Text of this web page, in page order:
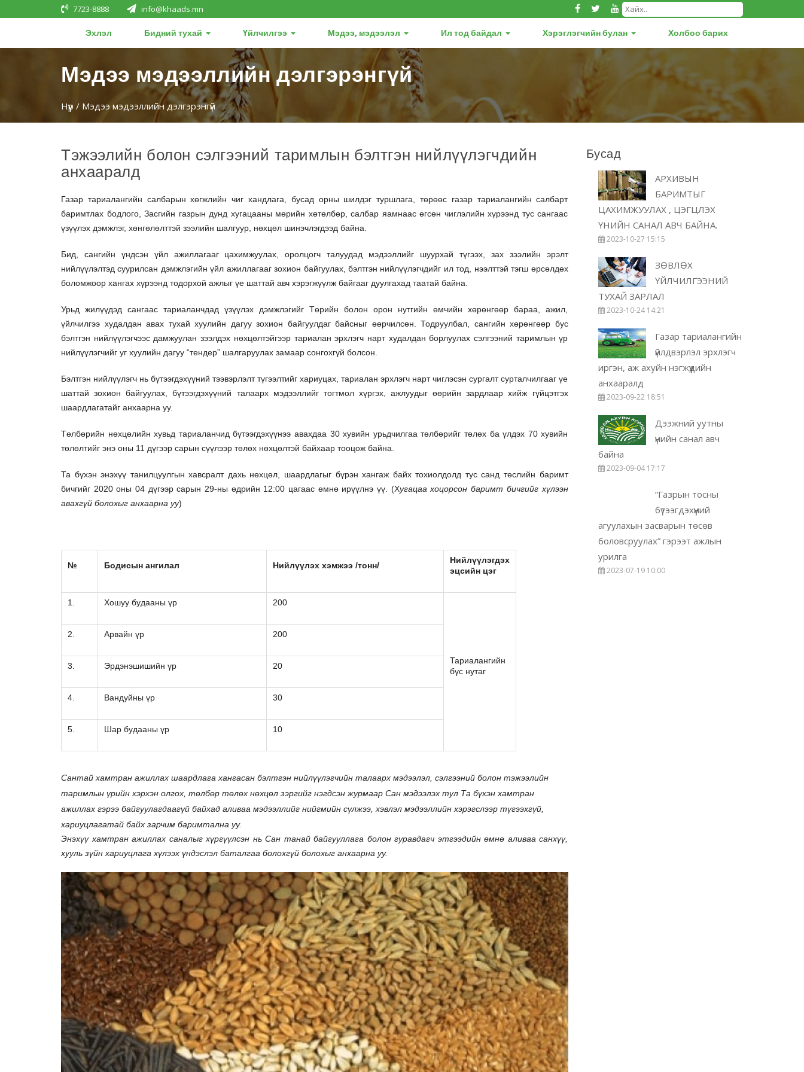
7723-8888 info@khaads.mn
Эхлэл Бидний тухай Үйлчилгээ Мэдээ, мэдээлэл Ил тод байдал Хэрэглэгчийн булан Холбоо барих
Мэдээ мэдээллийн дэлгэрэнгүй
Нүүр / Мэдээ мэдээллийн дэлгэрэнгүй
Тэжээлийн болон сэлгээний таримлын бэлтгэн нийлүүлэгчдийн
анхааралд
Газар тариалангийн салбарын хөгжлийн чиг хандлага, бусад орны шилдэг туршлага, төрөөс газар тариалангийн салбарт
баримтлах бодлого, Засгийн газрын дунд хугацааны мөрийн хөтөлбөр, салбар яамнаас өгсөн чиглэлийн хүрээнд тус сангаас
үзүүлэх дэмжлэг, хөнгөлөлттэй зээлийн шалгуур, нөхцөл шинэчлэгдээд байна.
Бид, сангийн үндсэн үйл ажиллагааг цахимжуулах, оролцогч талуудад мэдээллийг шуурхай түгээх, зах зээлийн эрэлт
нийлүүлэлтэд суурилсан дэмжлэгийн үйл ажиллагааг зохион байгуулах, бэлтгэн нийлүүлэгчдийг ил тод, нээлттэй тэгш өрсөлдөх
боломжоор хангах хүрээнд тодорхой ажлыг үе шаттай авч хэрэгжүүлж байгааг дуулгахад таатай байна.
Урьд жилүүдэд сангаас тариаланчдад үзүүлэх дэмжлэгийг Төрийн болон орон нутгийн өмчийн хөрөнгөөр бараа, ажил,
үйлчилгээ худалдан авах тухай хуулийн дагуу зохион байгуулдаг байсныг өөрчилсөн. Тодруулбал, сангийн хөрөнгөөр бус
бэлтгэн нийлүүлэгчээс дамжуулан зээлдэх нөхцөлтэйгээр тариалан эрхлэгч нарт худалдан борлуулах сэлгээний таримлын үр
нийлүүлэгчийг уг хуулийн дагуу “тендер” шалгаруулах замаар сонгохгүй болсон.
Бэлтгэн нийлүүлэгч нь бүтээгдэхүүний тээвэрлэлт түгээлтийг хариуцах, тариалан эрхлэгч нарт чиглэсэн сургалт сурталчилгааг үе
шаттай зохион байгуулах, бүтээгдэхүүний талаарх мэдээллийг тогтмол хүргэх, ажлуудыг өөрийн зардлаар хийж гүйцэтгэх
шаардлагатайг анхаарна уу.
Төлбөрийн нөхцөлийн хувьд тариаланчид бүтээгдэхүүнээ авахдаа 30 хувийн урьдчилгаа төлбөрийг төлөх ба үлдэх 70 хувийн
төлөлтийг энэ оны 11 дүгээр сарын сүүлээр төлөх нөхцөлтэй байхаар тооцож байна.
Та бүхэн энэхүү танилцуулгын хавсралт дахь нөхцөл, шаардлагыг бүрэн хангаж байх тохиолдолд тус санд төслийн баримт
бичгийг 2020 оны 04 дүгээр сарын 29-ны өдрийн 12:00 цагаас өмнө ирүүлнэ үү. (Хугацаа хоцорсон баримт бичгийг хүлээн
авахгүй болохыг анхаарна уу)
№ Бодисын ангилал Нийлүүлэх хэмжээ /тонн/
Нийлүүлэгдэх
эцсийн цэг
1. Хошуу будааны үр 200
Тариалангийн
бүс нутаг
2. Арвайн үр 200
3. Эрдэнэшишийн үр 20
4. Вандуйны үр 30
5. Шар будааны үр 10
Сантай хамтран ажиллах шаардлага хангасан бэлтгэн нийлүүлэгчийн талаарх мэдээлэл, сэлгээний болон тэжээлийн
таримлын үрийн хэрхэн олгох, төлбөр төлөх нөхцөл зэргийг нэгдсэн журмаар Сан мэдээлэх тул Та бүхэн хамтран
ажиллах гэрээ байгуулагдаагүй байхад аливаа мэдээллийг нийгмийн сүлжээ, хэвлэл мэдээллийн хэрэгслээр түгээхгүй,
хариуцлагатай байх зарчим баримтална уу.
Энэхүү хамтран ажиллах саналыг хүргүүлсэн нь Сан танай байгууллага болон гуравдагч этгээдийн өмнө аливаа санхүү,
хууль зүйн хариуцлага хүлээх үндэслэл баталгаа болохгүй болохыг анхаарна уу.
Бусад
АРХИВЫН
БАРИМТЫГ
ЦАХИМЖУУЛАХ , ЦЭГЦЛЭХ
ҮНИЙН САНАЛ АВЧ БАЙНА.
2023-10-27 15:15
ЗӨВЛӨХ
ҮЙЛЧИЛГЭЭНИЙ
ТУХАЙ ЗАРЛАЛ
2023-10-24 14:21
Газар тариалангийн
үйлдвэрлэл эрхлэгч
иргэн, аж ахуйн нэгжүүдийн
анхааралд
2023-09-22 18:51
Дээжний уутны
үнийн санал авч
байна
2023-09-04 17:17
“Газрын тосны
бүтээгдэхүүний
агуулахын засварын төсөв
боловсруулах” гэрээт ажлын
урилга
2023-07-19 10:00